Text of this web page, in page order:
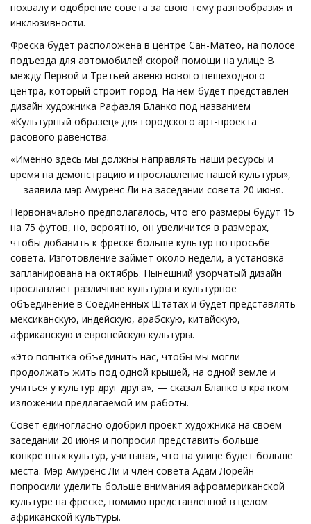
похвалу и одобрение совета за свою тему разнообразия и
инклюзивности.
Фреска будет расположена в центре Сан-Матео, на полосе
подъезда для автомобилей скорой помощи на улице B
между Первой и Третьей авеню нового пешеходного
центра, который строит город. На нем будет представлен
дизайн художника Рафаэля Бланко под названием
«Культурный образец» для городского арт-проекта
расового равенства.
«Именно здесь мы должны направлять наши ресурсы и
время на демонстрацию и прославление нашей культуры»,
— заявила мэр Амуренс Ли на заседании совета 20 июня.
Первоначально предполагалось, что его размеры будут 15
на 75 футов, но, вероятно, он увеличится в размерах,
чтобы добавить к фреске больше культур по просьбе
совета. Изготовление займет около недели, а установка
запланирована на октябрь. Нынешний узорчатый дизайн
прославляет различные культуры и культурное
объединение в Соединенных Штатах и ​​​​будет представлять
мексиканскую, индейскую, арабскую, китайскую,
африканскую и европейскую культуры.
«Это попытка объединить нас, чтобы мы могли
продолжать жить под одной крышей, на одной земле и
учиться у культур друг друга», — сказал Бланко в кратком
изложении предлагаемой им работы.
Совет единогласно одобрил проект художника на своем
заседании 20 июня и попросил представить больше
конкретных культур, учитывая, что на улице будет больше
места. Мэр Амуренс Ли и член совета Адам Лорейн
попросили уделить больше внимания афроамериканской
культуре на фреске, помимо представленной в целом
африканской культуры.